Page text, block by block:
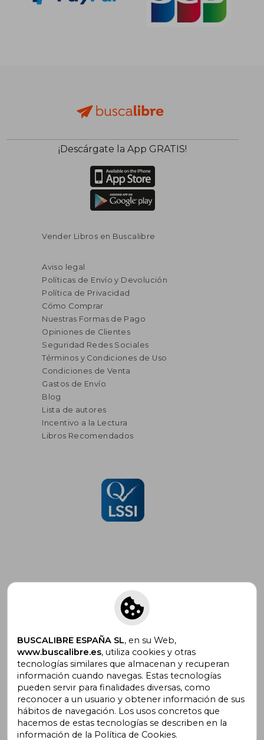
¡Descárgate la App GRATIS!
Vender Libros en Buscalibre
Aviso legal
Políticas de Envío y Devolución
Política de Privacidad
Cómo Comprar
Nuestras Formas de Pago
Opiniones de Clientes
Seguridad Redes Sociales
Términos y Condiciones de Uso
Condiciones de Venta
Gastos de Envío
Blog
Lista de autores
Incentivo a la Lectura
Libros Recomendados
Suscríbete para recibir ofertas y
promociones
¿Necesitas ayuda?
Ir a Centro de Soporte
BUSCALIBRE ESPAÑA SL, en su Web,
www.buscalibre.es, utiliza cookies y otras
tecnologías similares que almacenan y recuperan
información cuando navegas. Estas tecnologías
pueden servir para finalidades diversas, como
reconocer a un usuario y obtener información de sus
hábitos de navegación. Los usos concretos que
hacemos de estas tecnologías se describen en la
información de la Política de Cookies.